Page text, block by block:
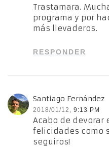
Trastamara.
programa y por
más llevaderos.
RESPONDER
Santiago Fernández
2018/01/12, 9:13 PM
Acabo de devorar
felicidades como
seguiros!